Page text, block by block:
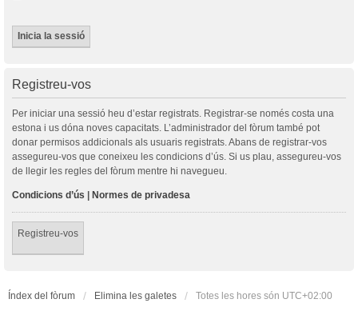
Registreu-vos
Per iniciar una sessió heu d’estar registrats. Registrar-se només costa una
estona i us dóna noves capacitats. L’administrador del fòrum també pot
donar permisos addicionals als usuaris registrats. Abans de registrar-vos
assegureu-vos que coneixeu les condicions d’ús. Si us plau, assegureu-vos
de llegir les regles del fòrum mentre hi navegueu.
Condicions d’ús | Normes de privadesa
Registreu-vos
Índex del fòrum Elimina les galetes Totes les hores són UTC+02:00